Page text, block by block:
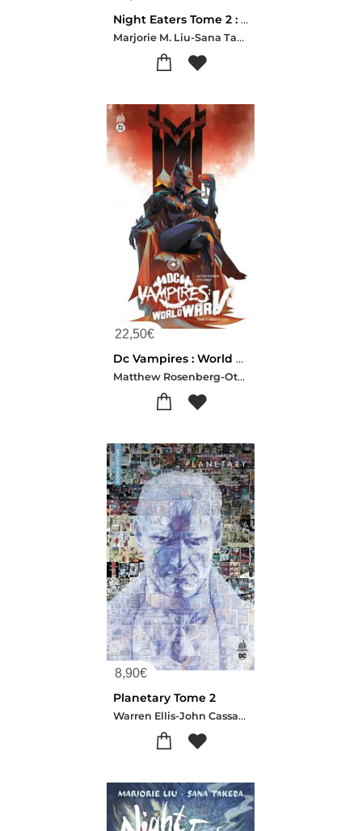
Night Eaters Tome 2 : Ses Petits Faucheurs
Marjorie M. Liu-Sana Takeda
22,50€
Dc Vampires : World War V Tome 1 : Niege De Sang
Matthew Rosenberg-Otto Schmidt
8,90€
Planetary Tome 2
Warren Ellis-John Cassaday